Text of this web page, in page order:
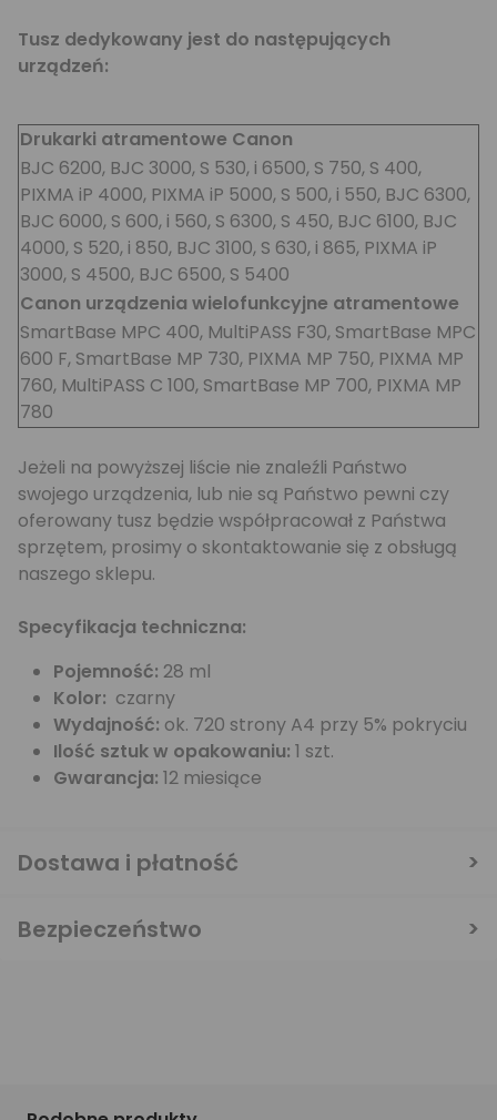
Tusz dedykowany jest do następujących
urządzeń:
Drukarki atramentowe Canon
BJC 6200, BJC 3000, S 530, i 6500, S 750, S 400,
PIXMA iP 4000, PIXMA iP 5000, S 500, i 550, BJC 6300,
BJC 6000, S 600, i 560, S 6300, S 450, BJC 6100, BJC
4000, S 520, i 850, BJC 3100, S 630, i 865, PIXMA iP
3000, S 4500, BJC 6500, S 5400
Canon urządzenia wielofunkcyjne atramentowe
SmartBase MPC 400, MultiPASS F30, SmartBase MPC
600 F, SmartBase MP 730, PIXMA MP 750, PIXMA MP
760, MultiPASS C 100, SmartBase MP 700, PIXMA MP
780
Jeżeli na powyższej liście nie znaleźli Państwo
swojego urządzenia, lub nie są Państwo pewni czy
oferowany tusz będzie współpracował z Państwa
sprzętem, prosimy o skontaktowanie się z obsługą
naszego sklepu.
Specyfikacja techniczna:
Pojemność: 28 ml
Kolor: czarny
Wydajność: ok. 720 strony A4 przy 5% pokryciu
Ilość sztuk w opakowaniu: 1 szt.
Gwarancja: 12 miesiące
Dostawa i płatność
Bezpieczeństwo